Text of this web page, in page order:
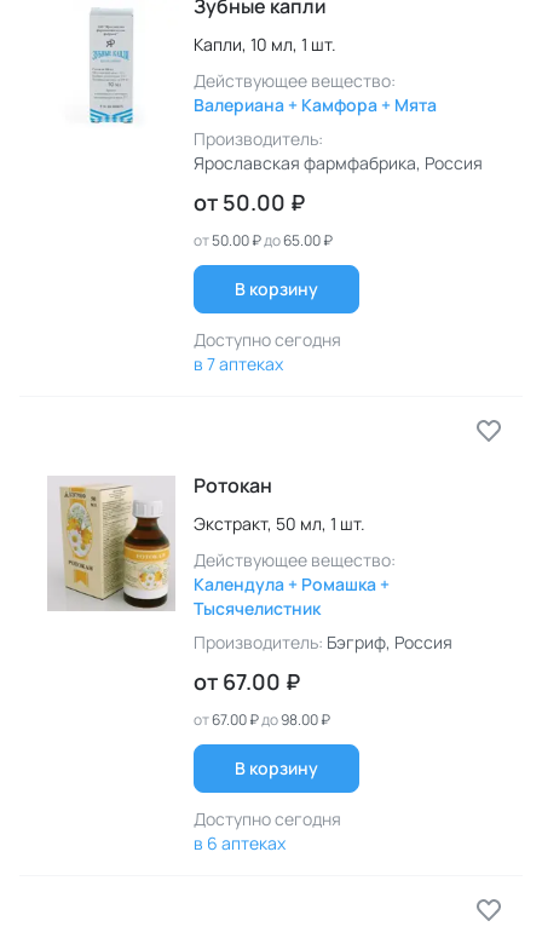
Зубные капли
Капли, 10 мл, 1 шт.
Действующее вещество:
Валериана + Камфора + Мята
Производитель:
Ярославская фармфабрика, Россия
от 50.00 ₽
от50.00 ₽до65.00 ₽
В корзину
Доступно сегодня
в 7 аптеках
Ротокан
Экстракт, 50 мл, 1 шт.
Действующее вещество:
Календула + Ромашка +
Тысячелистник
Производитель: Бэгриф, Россия
от 67.00 ₽
от67.00 ₽до98.00 ₽
В корзину
Доступно сегодня
в 6 аптеках